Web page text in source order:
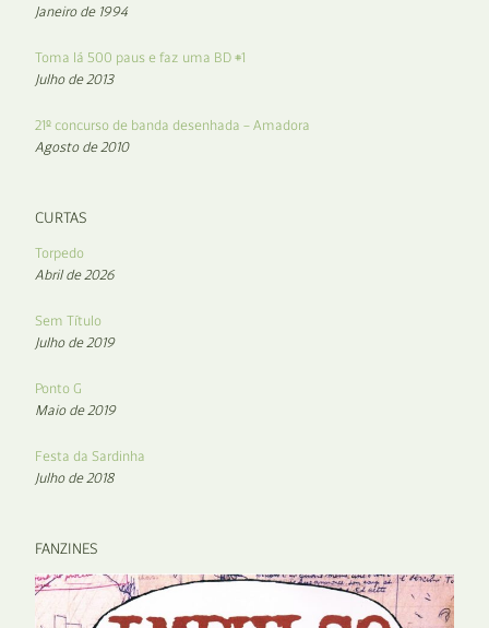
Janeiro de 1994
Toma lá 500 paus e faz uma BD #1
Julho de 2013
21º concurso de banda desenhada – Amadora
Agosto de 2010
CURTAS
Torpedo
Abril de 2026
Sem Título
Julho de 2019
Ponto G
Maio de 2019
Festa da Sardinha
Julho de 2018
FANZINES